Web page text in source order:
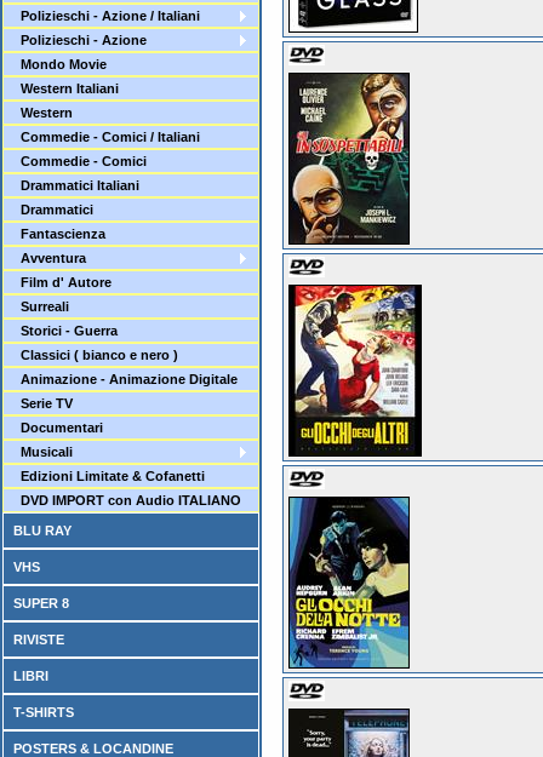
Polizieschi - Azione / Italiani
Polizieschi - Azione
Mondo Movie
Western Italiani
Western
Commedie - Comici / Italiani
Commedie - Comici
Drammatici Italiani
Drammatici
Fantascienza
Avventura
Film d' Autore
Surreali
Storici - Guerra
Classici ( bianco e nero )
Animazione - Animazione Digitale
Serie TV
Documentari
Musicali
Edizioni Limitate & Cofanetti
DVD IMPORT con Audio ITALIANO
BLU RAY
VHS
SUPER 8
RIVISTE
LIBRI
T-SHIRTS
POSTERS & LOCANDINE